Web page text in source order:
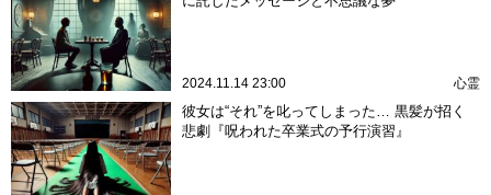
2024.11.14 23:00 心霊
彼女は“それ”を叱ってしまった… 黒髪が招く
悲劇『呪われた卒業式の予行演習』